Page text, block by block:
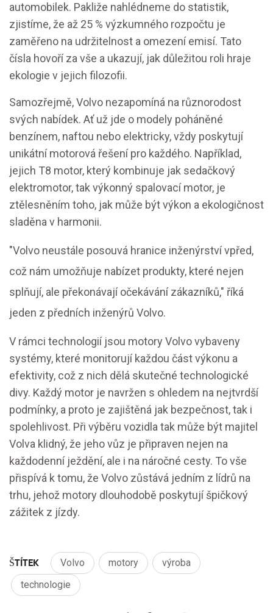
automobilek. Pakliže nahlédneme do statistik,
zjistíme, že až 25 % výzkumného rozpočtu je
zaměřeno na udržitelnost a omezení emisí. Tato
čísla hovoří za vše a ukazují, jak důležitou roli hraje
ekologie v jejich filozofii.
Samozřejmě, Volvo nezapomíná na různorodost
svých nabídek. Ať už jde o modely poháněné
benzínem, naftou nebo elektricky, vždy poskytují
unikátní motorová řešení pro každého. Například,
jejich T8 motor, který kombinuje jak sedačkový
elektromotor, tak výkonný spalovací motor, je
ztělesněním toho, jak může být výkon a ekologičnost
sladěna v harmonii.
"Volvo neustále posouvá hranice inženýrství vpřed,
což nám umožňuje nabízet produkty, které nejen
splňují, ale překonávají očekávání zákazníků," říká
jeden z předních inženýrů Volvo.
V rámci technologií jsou motory Volvo vybaveny
systémy, které monitorují každou část výkonu a
efektivity, což z nich dělá skutečné technologické
divy. Každý motor je navržen s ohledem na nejtvrdší
podmínky, a proto je zajištěná jak bezpečnost, tak i
spolehlivost. Při výběru vozidla tak může být majitel
Volva klidný, že jeho vůz je připraven nejen na
každodenní ježdění, ale i na náročné cesty. To vše
přispívá k tomu, že Volvo zůstává jedním z lídrů na
trhu, jehož motory dlouhodobě poskytují špičkový
zážitek z jízdy.
ŠTÍTEK Volvo motory
výroba
technologie